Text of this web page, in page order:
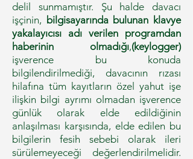
delil sunmamıştır. Şu halde davacı
işçinin, bilgisayarında bulunan klavye
yakalayıcısı adı verilen programdan
haberinin olmadığı,(keylogger)
işverence bu konuda
bilgilendirilmediği, davacının rızası
hilafına tüm kayıtların özel yahut işe
ilişkin bilgi ayrımı olmadan işverence
günlük olarak elde edildiğinin
anlaşılması karşısında, elde edilen bu
bilgilerin fesih sebebi olarak ileri
sürülemeyeceği değerlendirilmelidir.